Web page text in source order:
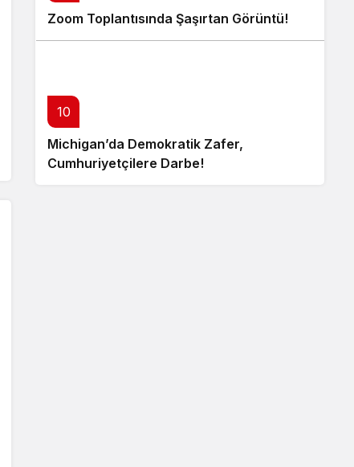
Zoom Toplantısında Şaşırtan Görüntü!
10
Michigan’da Demokratik Zafer,
Cumhuriyetçilere Darbe!